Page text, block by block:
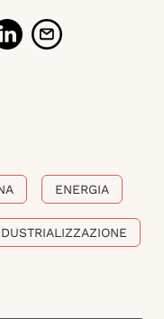
ENERGIA